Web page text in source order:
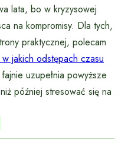
lata, bo w kryzysowej
na kompromisy. Dla tych,
praktycznej, polecam
jakich odstępach czasu
uzupełnia powyższe
później stresować się na